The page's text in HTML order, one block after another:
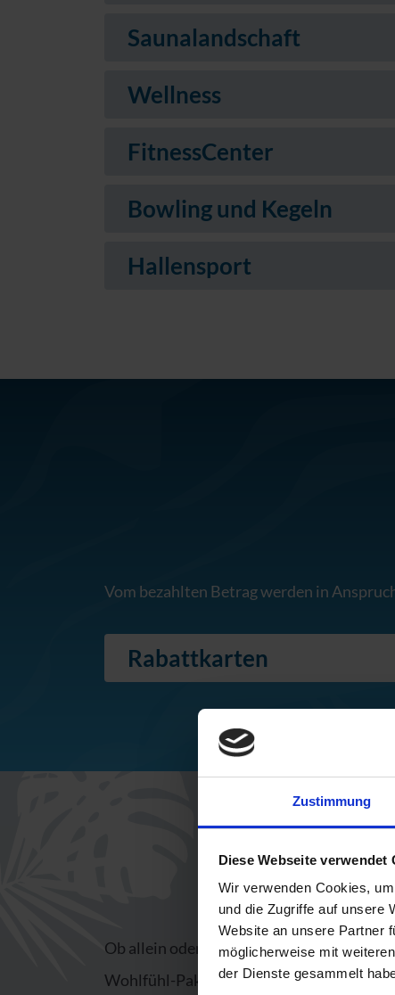
Zustimmung
Diese Webseite verwendet
Wir verwenden Cookies,
und die Zugriffe auf unsere
Website an unsere Partner
möglicherweise mit
der Dienste gesammelt
Saunalandschaft
Wellness
FitnessCenter
Bowling und Kegeln
Hallensport
Vom bezahlten Betrag werden in
Rabattkarten
Ob allein oder zu zweit – mit unseren
Wohlfühl-Pakete beinhalten einen